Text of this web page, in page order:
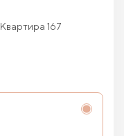
Квартира 167